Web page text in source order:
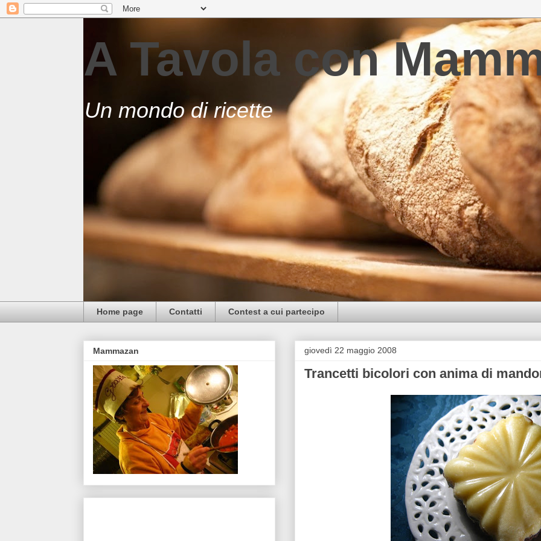
A Tavola con
Un mondo di ricette
Home page Contatti Contest a cui partecipo
giovedì 22 maggio 2008
Trancetti bicolori con anima di
Mammazan